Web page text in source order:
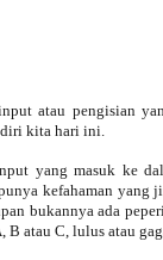
atau pengisian
diri kita hari ini.
yang masuk ke
kefahaman yang
bukannya ada
B atau C, lulus atau